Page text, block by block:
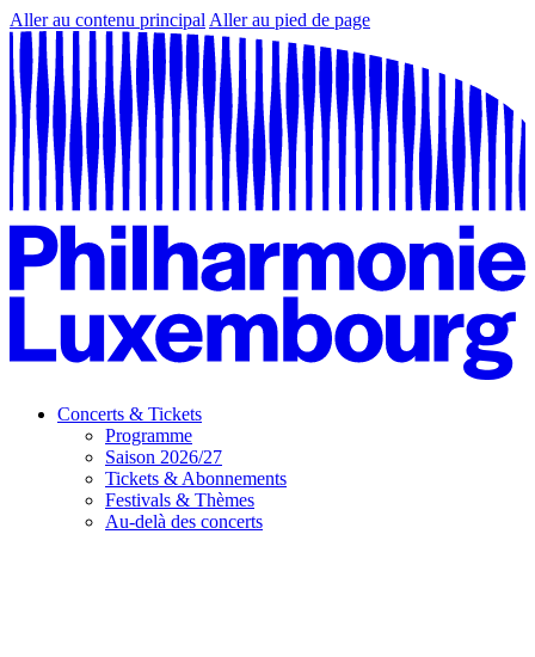
Aller au contenu principal Aller au pied de page
Concerts & Tickets
Programme
Saison 2026/27
Tickets & Abonnements
Festivals & Thèmes
Au-delà des concerts